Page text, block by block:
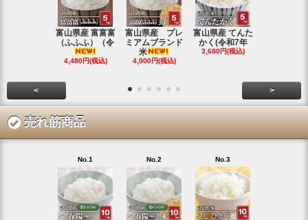
富山県産 富富富
（ふふふ）（令
4,480円(税込)
富山県産 プレ
ミアムブランド
米
4,000円(税込)
富山県産 てんた
かく(令和7年
3,680円(税込)
< >
売れ筋商品
No.1 No.2 No.3